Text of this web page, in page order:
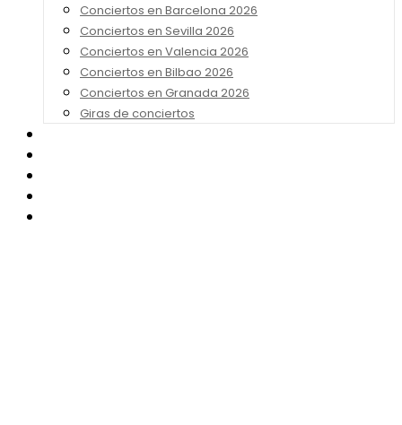
Conciertos en Barcelona 2026
Conciertos en Sevilla 2026
Conciertos en Valencia 2026
Conciertos en Bilbao 2026
Conciertos en Granada 2026
Giras de conciertos